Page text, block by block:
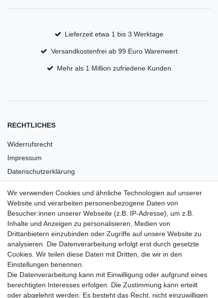
Lieferzeit etwa 1 bis 3 Werktage
Versandkostenfrei ab 99 Euro Warenwert
Mehr als 1 Million zufriedene Kunden
RECHTLICHES
Widerrufsrecht
Impressum
Datenschutzerklärung
Versandkosten
Barrierefreiheit
Anleitungen
Vertrag widerrufen
PARTNER
DHL
Wir verwenden Cookies und ähnliche Technologien auf unserer
Website und verarbeiten personenbezogene Daten von
Besucher:innen unserer Webseite (z.B. IP-Adresse), um z.B.
Inhalte und Anzeigen zu personalisieren, Medien von
Drittanbietern einzubinden oder Zugriffe auf unsere Website zu
analysieren. Die Datenverarbeitung erfolgt erst durch gesetzte
Cookies. Wir teilen diese Daten mit Dritten, die wir in den
Einstellungen benennen.
Die Datenverarbeitung kann mit Einwilligung oder aufgrund eines
berechtigten Interesses erfolgen. Die Zustimmung kann erteilt
oder abgelehnt werden. Es besteht das Recht, nicht einzuwilligen